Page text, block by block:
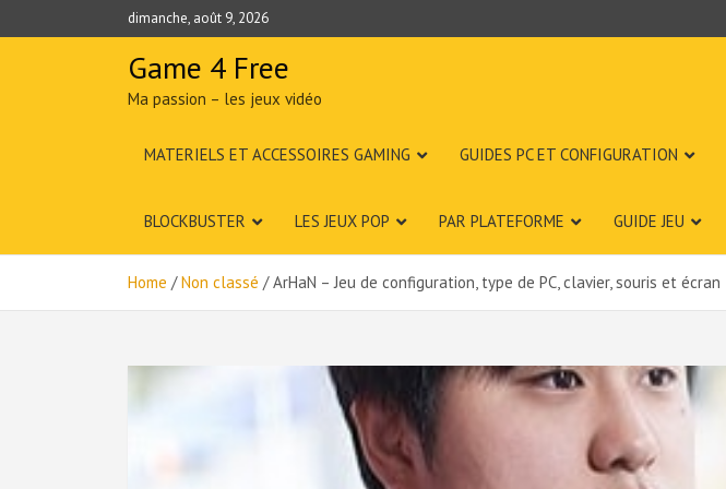
to
dimanche, août 9, 2026
Game 4 Free
Ma passion – les jeux vidéo
MATERIELS ET ACCESSOIRES GAMING GUIDES PC ET CONFIGURATION
BLOCKBUSTER LES JEUX POP PAR PLATEFORME GUIDE JEU
Home Non classé ArHaN – Jeu de configuration, type de PC, clavier, souris et écran